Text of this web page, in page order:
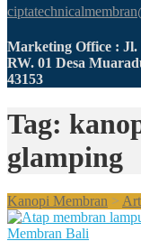
Marketing Office :
RW. 01 Desa
43153
Tag:
glamping
Kanopi Membran >